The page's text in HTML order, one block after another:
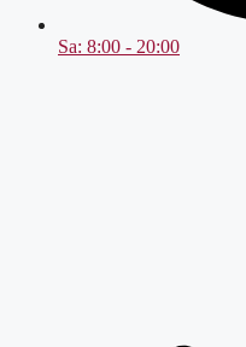
Sa: 8:00 - 20:00